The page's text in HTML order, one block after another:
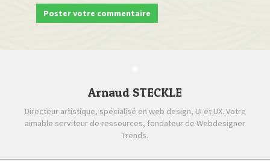
Arnaud STECKLE
Directeur artistique, spécialisé en web design, UI et UX. Votre
aimable serviteur de ressources, fondateur de Webdesigner
Trends.